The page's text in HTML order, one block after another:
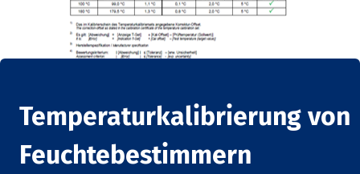
Temperaturkalibrierung von
Feuchtebestimmern